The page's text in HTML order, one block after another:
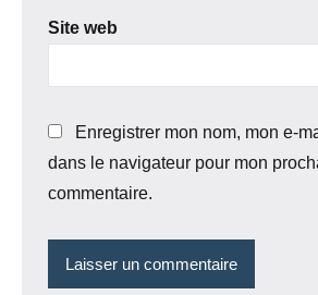
Site web
Enregistrer mon nom, mon e-
dans le navigateur pour mon
commentaire.